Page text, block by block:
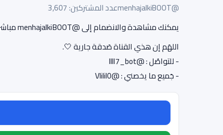
@menhajalkiBOOT
عدد المشتركين: 3,607
يمكنك مشاهدة والانضمام إلى @menhajalkiBOOT مباشرة.
اللهَم إن هذي القناة صَدقة جارية 🤍.
- للتواصُل : @llll7_bot
- جَميع ما يخصني : @Vlilil0